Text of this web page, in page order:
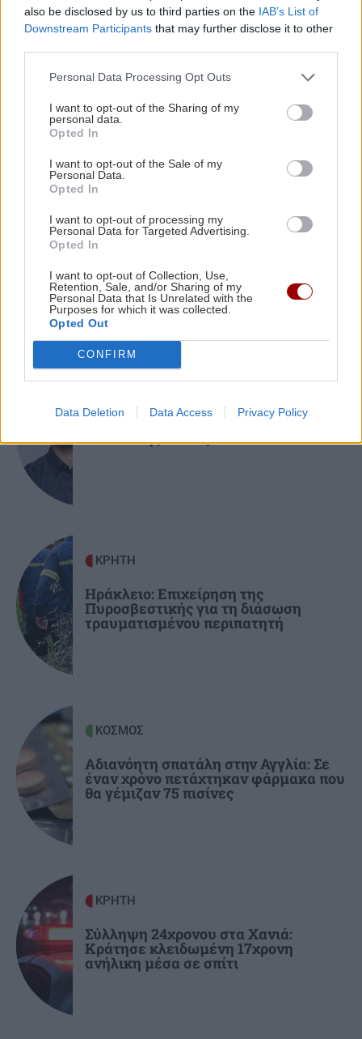
also be disclosed by us to third parties on the IAB’s List of
Downstream Participants that may further disclose it to other
Personal Data Processing Opt Outs
I want to opt-out of the Sharing of my
personal data.
Opted In
I want to opt-out of the Sale of my
Personal Data.
Opted In
I want to opt-out of processing my
Personal Data for Targeted Advertising.
Opted In
I want to opt-out of Collection, Use,
Retention, Sale, and/or Sharing of my
Personal Data that Is Unrelated with the
Purposes for which it was collected.
Opted Out
CONFIRM
Data Deletion Data Access Privacy Policy
χρόνο πετάχτηκαν φάρμακα που θα γέμιζαν 75
πισίνες
Σύλληψη 24χρονου στα Χανιά: Κράτησε
κλειδωμένη 17χρονη ανήλικη μέσα σε σπίτι
ΕΛΛΑΔΑ
Ευκαρπία – Επιχειρούν και εναέρια μέσα
ΚΟΣΜΟΣ
Η Ισπανία επαναφέρει προσωρινά τους
συνοριακούς ελέγχους για όσους ταξιδεύουν
17:00
GOSSIP - LIFESTYLE
Τουρνάς: "Είναι μύθος πως έχουμε λύσει το
βιοποριστικό μας πρόβλημα"
ΕΛΛΑΔΑ
Το χωριό στην Ελλάδα που πήρε το όνομά του
επειδή δεν το βλέπει ο ήλιος (βίντεο)
ΚΟΣΜΟΣ
Σοκαριστικό βίντεο από την Ταϊλάνδη: Η
στιγμή που ο 14χρονος ανοίγει πυρ και
ΚΡΗΤΗ
Άγιος Νικόλαος: «Κρητικά Μαγειρέματα» με
αφορμή την Παγκόσμια Ημέρα Τουρισμού
ΠΕΡΙΣΣΟΤΕΡΑ
Στο Ρέθυμνο για διακοπές ο ηθοποιός
Αναστάσης Ροϊλός
ΚΡΗΤΗ
Ηράκλειο: Επιχείρηση της
Πυροσβεστικής για τη διάσωση
τραυματισμένου περιπατητή
ΚΟΣΜΟΣ
Αδιανόητη σπατάλη στην Αγγλία: Σε
έναν χρόνο πετάχτηκαν φάρμακα που
θα γέμιζαν 75 πισίνες
ΚΡΗΤΗ
Σύλληψη 24χρονου στα Χανιά:
Κράτησε κλειδωμένη 17χρονη
ανήλικη μέσα σε σπίτι